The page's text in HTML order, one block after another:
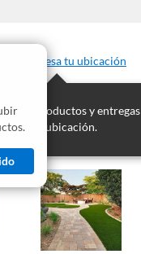
Ingresa tu ubicación
los productos y entregas
para tu ubicación.